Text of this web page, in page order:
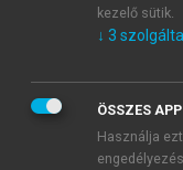
kezelő sütik.
↓ 3
ÖSSZES
Használja